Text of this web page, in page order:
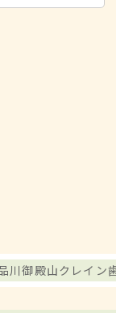
川御殿山クレイン